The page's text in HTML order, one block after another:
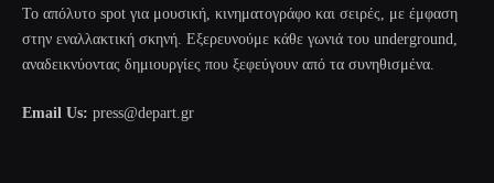
Το απόλυτο spot για μουσική, κινηματογράφο και σειρές, με έμφαση
στην εναλλακτική σκηνή. Εξερευνούμε κάθε γωνιά του underground,
αναδεικνύοντας δημιουργίες που ξεφεύγουν από τα συνηθισμένα.
Email Us: press@depart.gr